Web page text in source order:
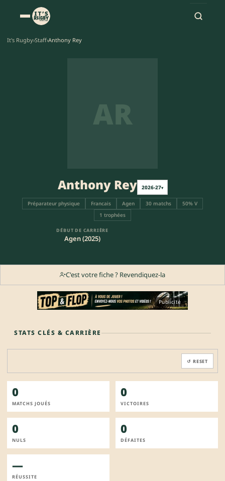
It's Rugby›Staff›Anthony Rey
AR
Anthony Rey 2026-27▾
Préparateur physique Francais Agen 30 matchs
50% V
1 trophées
DÉBUT DE CARRIÈRE
Agen (2025)
C'est votre fiche ? Revendiquez-la
Publicité
STATS CLÉS & CARRIÈRE
↺ RESET
0
MATCHS JOUÉS
0
VICTOIRES
0
NULS
0
DÉFAITES
—
RÉUSSITE